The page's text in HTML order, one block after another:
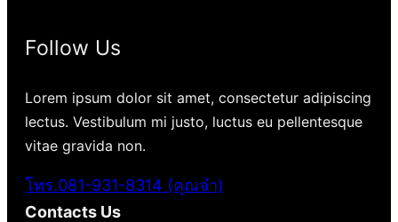
Follow Us
Lorem ipsum dolor sit amet, consectetur adipiscing
lectus. Vestibulum mi justo, luctus eu pellentesque
vitae gravida non.
โทร.081-931-8314 (คุณจ๋า)
Contacts Us